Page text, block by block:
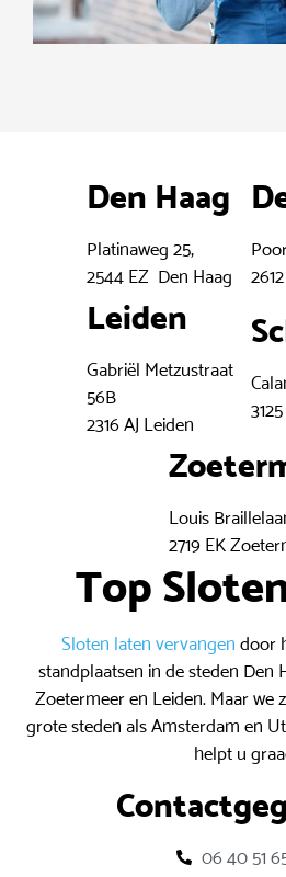
Den Haag
Platinaweg 25,
2544 EZ Den Haag
Leiden
Gabriël Metzustraat
56B
2316 AJ Leiden
Louis
2719 EK
Top
Sloten laten vervangen door
standplaatsen in de steden Den
Zoetermeer en Leiden. Maar we
grote steden als Amsterdam en
helpt u
06 40 51